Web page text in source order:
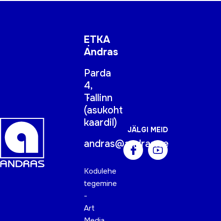
ETKA
Andras
Parda
4,
Tallinn
(asukoht
kaardil)
andras@andras.ee
Kodulehe
tegemine
-
Art
JÄLGI MEID